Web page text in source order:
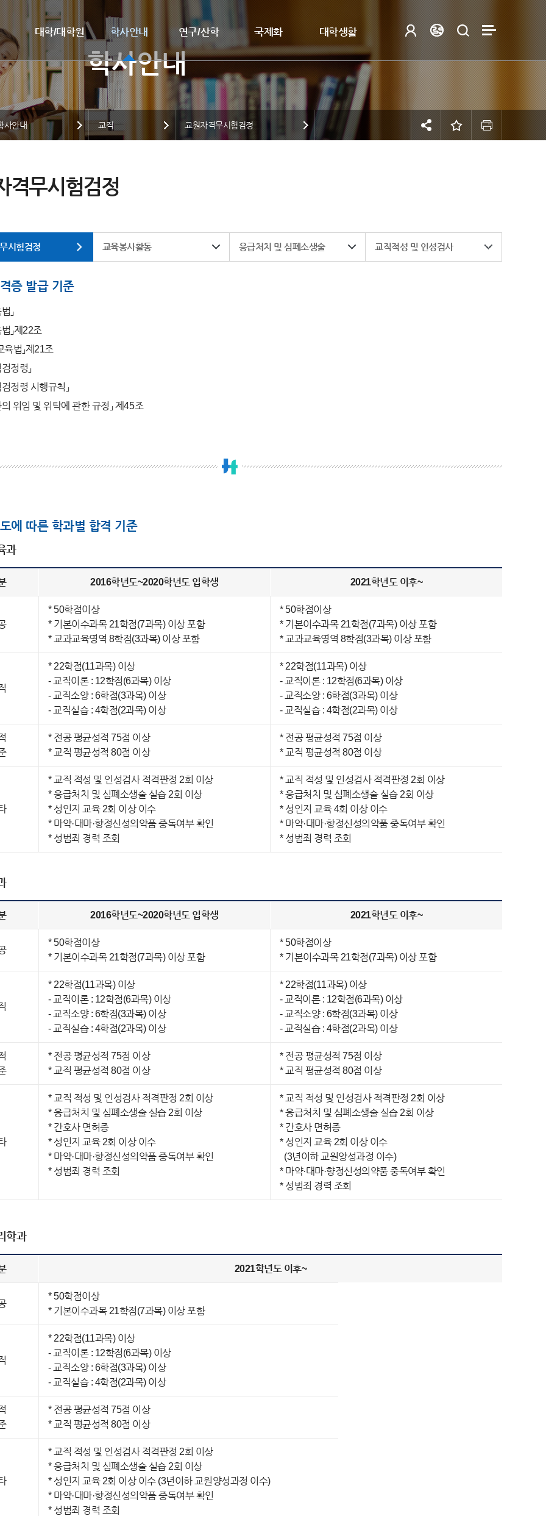
대학/대학원 학사안내 연구/산학 국제화 대학생활
사안내 교직 교원자격무시험검정
격무시험검정
시험검정 교육봉사활동 응급처치 및 심폐소생술 교직적성 및 인성검사
증 발급 기준
」
」제22조
육법」제21조
정령」
검정령 시행규칙」
의 위임 및 위탁에 관한 규정」 제45조
에 따른 학과별 합격 기준
과
2016학년도~2020학년도 입학생 2021학년도 이후~
* 50학점이상
* 기본이수과목 21학점(7과목) 이상 포함
* 교과교육영역 8학점(3과목) 이상 포함
* 50학점이상
* 기본이수과목 21학점(7과목) 이상 포함
* 교과교육영역 8학점(3과목) 이상 포함
* 22학점(11과목) 이상
- 교직이론 : 12학점(6과목) 이상
- 교직소양 : 6학점(3과목) 이상
- 교직실습 : 4학점(2과목) 이상
* 22학점(11과목) 이상
- 교직이론 : 12학점(6과목) 이상
- 교직소양 : 6학점(3과목) 이상
- 교직실습 : 4학점(2과목) 이상
* 전공 평균성적 75점 이상
* 교직 평균성적 80점 이상
* 전공 평균성적 75점 이상
* 교직 평균성적 80점 이상
* 교직 적성 및 인성검사 적격판정 2회 이상
* 응급처치 및 심폐소생술 실습 2회 이상
* 성인지 교육 2회 이상 이수
* 마약·대마·향정신성의약품 중독여부 확인
* 성범죄 경력 조회
* 교직 적성 및 인성검사 적격판정 2회 이상
* 응급처치 및 심폐소생술 실습 2회 이상
* 성인지 교육 4회 이상 이수
* 마약·대마·향정신성의약품 중독여부 확인
* 성범죄 경력 조회
2016학년도~2020학년도 입학생 2021학년도 이후~
* 50학점이상
* 기본이수과목 21학점(7과목) 이상 포함
* 50학점이상
* 기본이수과목 21학점(7과목) 이상 포함
* 22학점(11과목) 이상
- 교직이론 : 12학점(6과목) 이상
- 교직소양 : 6학점(3과목) 이상
- 교직실습 : 4학점(2과목) 이상
* 22학점(11과목) 이상
- 교직이론 : 12학점(6과목) 이상
- 교직소양 : 6학점(3과목) 이상
- 교직실습 : 4학점(2과목) 이상
* 전공 평균성적 75점 이상
* 교직 평균성적 80점 이상
* 전공 평균성적 75점 이상
* 교직 평균성적 80점 이상
* 교직 적성 및 인성검사 적격판정 2회 이상
* 응급처치 및 심폐소생술 실습 2회 이상
* 간호사 면허증
* 성인지 교육 2회 이상 이수
* 마약·대마·향정신성의약품 중독여부 확인
* 성범죄 경력 조회
* 교직 적성 및 인성검사 적격판정 2회 이상
* 응급처치 및 심폐소생술 실습 2회 이상
* 간호사 면허증
* 성인지 교육 2회 이상 이수
(3년이하 교원양성과정 이수)
* 마약·대마·향정신성의약품 중독여부 확인
* 성범죄 경력 조회
학과
2021학년도 이후~
* 50학점이상
* 기본이수과목 21학점(7과목) 이상 포함
* 22학점(11과목) 이상
- 교직이론 : 12학점(6과목) 이상
- 교직소양 : 6학점(3과목) 이상
- 교직실습 : 4학점(2과목) 이상
* 전공 평균성적 75점 이상
* 교직 평균성적 80점 이상
* 교직 적성 및 인성검사 적격판정 2회 이상
* 응급처치 및 심폐소생술 실습 2회 이상
* 성인지 교육 2회 이상 이수 (3년이하 교원양성과정 이수)
* 마약·대마·향정신성의약품 중독여부 확인
* 성범죄 경력 조회